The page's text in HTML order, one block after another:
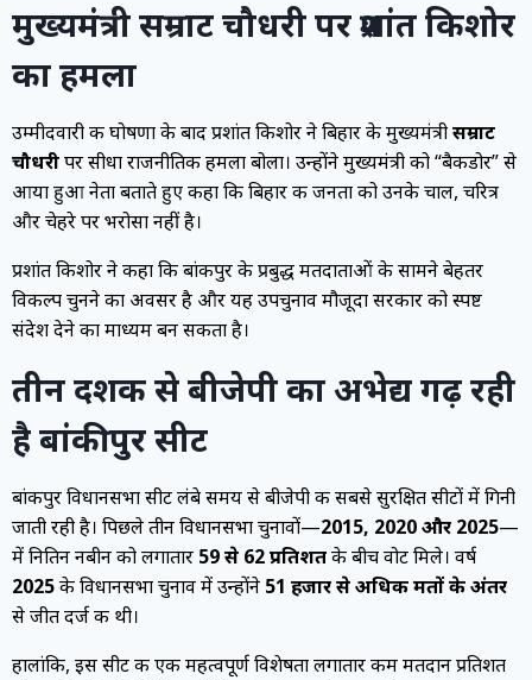
मुख्यमंत्री सम्राट चौधरी पर प्रशांत किशोर
का हमला
उम्मीदवारी की घोषणा के बाद प्रशांत किशोर ने बिहार के मुख्यमंत्रीसम्राट
चौधरीपर सीधा राजनीतिक हमला बोला। उन्होंने मुख्यमंत्री को “बैकडोर” से
आया हुआ नेता बताते हुए कहा कि बिहार की जनता को उनके चाल, चरित्र
और चेहरे पर भरोसा नहीं है।
प्रशांत किशोर ने कहा कि बांकीपुर के प्रबुद्ध मतदाताओं के सामने बेहतर
विकल्प चुनने का अवसर है और यह उपचुनाव मौजूदा सरकार को स्पष्ट
संदेश देने का माध्यम बन सकता है।
तीन दशक से बीजेपी का अभेद्य गढ़ रही
है बांकीपुर सीट
बांकीपुर विधानसभा सीट लंबे समय से बीजेपी की सबसे सुरक्षित सीटों में गिनी
जाती रही है। पिछले तीन विधानसभा चुनावों—2015, 2020 और 2025—
में नितिन नबीन को लगातार 59 से 62 प्रतिशतके बीच वोट मिले। वर्ष
2025के विधानसभा चुनाव में उन्होंने 51 हजार से अधिक मतों के अंतर
से जीत दर्ज की थी।
हालांकि, इस सीट की एक महत्वपूर्ण विशेषता लगातार कम मतदान प्रतिशत